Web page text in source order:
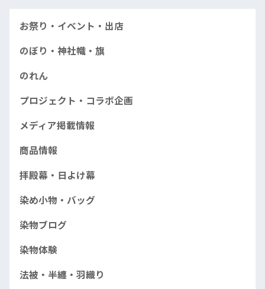
お祭り・イベント・出店
のぼり・神社幟・旗
のれん
プロジェクト・コラボ企画
メディア掲載情報
商品情報
拝殿幕・日よけ幕
染め小物・バッグ
染物ブログ
染物体験
法被・半纏・羽織り